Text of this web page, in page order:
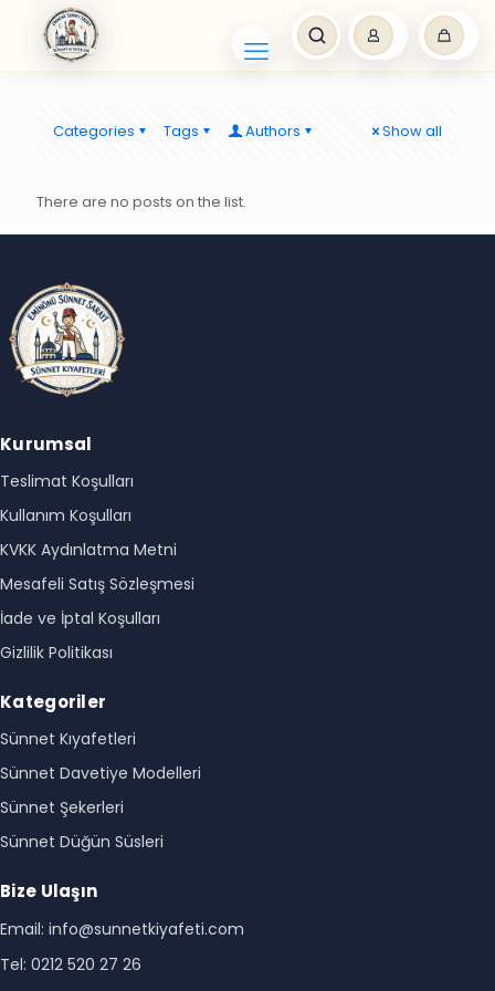
Categories Tags Authors Show all
There are no posts on the list.
Kurumsal
Teslimat Koşulları
Kullanım Koşulları
KVKK Aydınlatma Metni
Mesafeli Satış Sözleşmesi
İade ve İptal Koşulları
Gizlilik Politikası
Kategoriler
Sünnet Kıyafetleri
Sünnet Davetiye Modelleri
Sünnet Şekerleri
Sünnet Düğün Süsleri
Bize Ulaşın
Email: info@sunnetkiyafeti.com
Tel: 0212 520 27 26